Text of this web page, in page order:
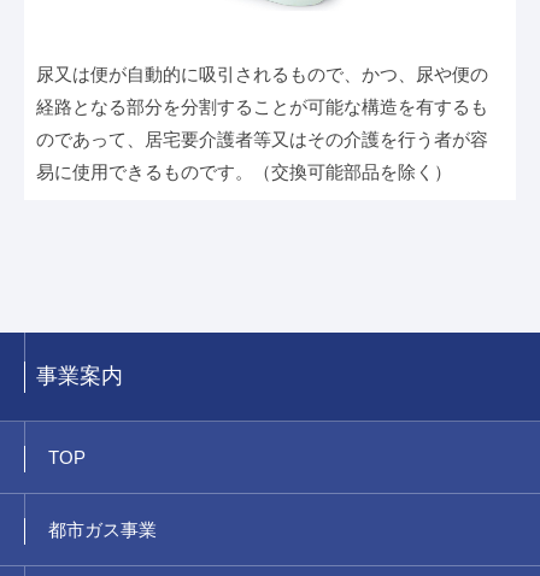
尿又は便が自動的に吸引されるもので、かつ、尿や便の
経路となる部分を分割することが可能な構造を有するも
のであって、居宅要介護者等又はその介護を行う者が容
易に使用できるものです。（交換可能部品を除く）
事業案内
TOP
都市ガス事業